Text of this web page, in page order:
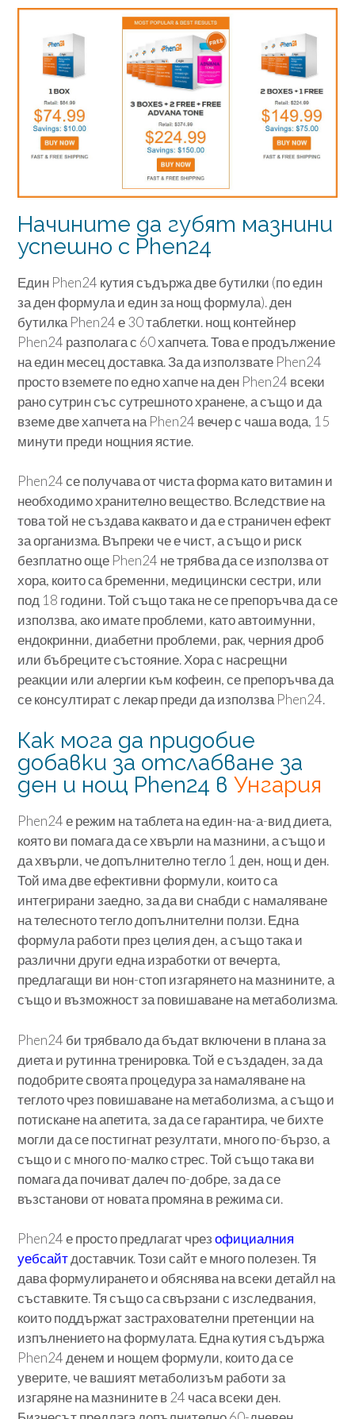
Начините да губят мазнини
успешно с Phen24
Един Phen24 кутия съдържа две бутилки (по един
за ден формула и един за нощ формула). ден
бутилка Phen24 е 30 таблетки. нощ контейнер
Phen24 разполага с 60 хапчета. Това е продължение
на един месец доставка. За да използвате Phen24
просто вземете по едно хапче на ден Phen24 всеки
рано сутрин със сутрешното хранене, а също и да
вземе две хапчета на Phen24 вечер с чаша вода, 15
минути преди нощния ястие.
Phen24 се получава от чиста форма като витамин и
необходимо хранително вещество. Вследствие на
това той не създава каквато и да е страничен ефект
за организма. Въпреки че е чист, а също и риск
безплатно още Phen24 не трябва да се използва от
хора, които са бременни, медицински сестри, или
под 18 години. Той също така не се препоръчва да се
използва, ако имате проблеми, като автоимунни,
ендокринни, диабетни проблеми, рак, черния дроб
или бъбреците състояние. Хора с насрещни
реакции или алергии към кофеин, се препоръчва да
се консултират с лекар преди да използва Phen24.
Как мога да придобие
добавки за отслабване за
ден и нощ Phen24 в Унгария
Phen24 е режим на таблета на един-на-а-вид диета,
която ви помага да се хвърли на мазнини, а също и
да хвърли, че допълнително тегло 1 ден, нощ и ден.
Той има две ефективни формули, които са
интегрирани заедно, за да ви снабди с намаляване
на телесното тегло допълнителни ползи. Една
формула работи през целия ден, а също така и
различни други една изработки от вечерта,
предлагащи ви нон-стоп изгарянето на мазнините, а
също и възможност за повишаване на метаболизма.
Phen24 би трябвало да бъдат включени в плана за
диета и рутинна тренировка. Той е създаден, за да
подобрите своята процедура за намаляване на
теглото чрез повишаване на метаболизма, а също и
потискане на апетита, за да се гарантира, че бихте
могли да се постигнат резултати, много по-бързо, а
също и с много по-малко стрес. Той също така ви
помага да почиват далеч по-добре, за да се
възстанови от новата промяна в режима си.
Phen24 е просто предлагат чрезофициалния
уебсайтдоставчик. Този сайт е много полезен. Тя
дава формулирането и обяснява на всеки детайл на
съставките. Тя също са свързани с изследвания,
които поддържат застрахователни претенции на
изпълнението на формулата. Една кутия съдържа
Phen24 денем и нощем формули, които да се
уверите, че вашият метаболизъм работи за
изгаряне на мазнините в 24 часа всеки ден.